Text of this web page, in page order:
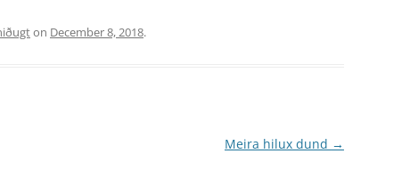
on December 8, 2018.
Meira hilux dund →